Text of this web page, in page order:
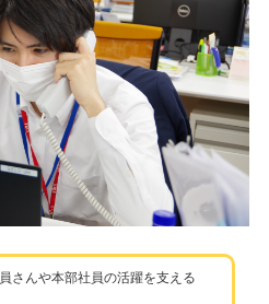
さんや本部社員の活躍を支える